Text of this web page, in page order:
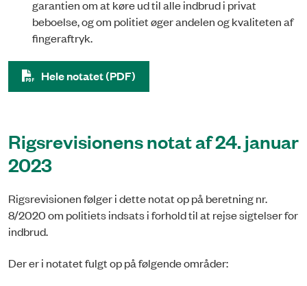
garantien om at køre ud til alle indbrud i privat
beboelse, og om politiet øger andelen og kvaliteten af
fingeraftryk.
Hele notatet (PDF)
Rigsrevisionens notat af 24. januar
2023
Rigsrevisionen følger i dette notat op på beretning nr.
8/2020 om politiets indsats i forhold til at rejse sigtelser for
indbrud.
Der er i notatet fulgt op på følgende områder: